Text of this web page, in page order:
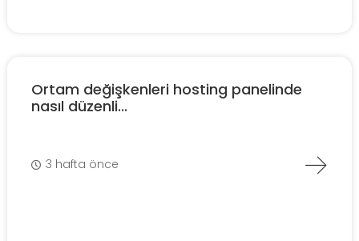
Ortam değişkenleri hosting panelinde
nasıl düzenli...
3 hafta önce